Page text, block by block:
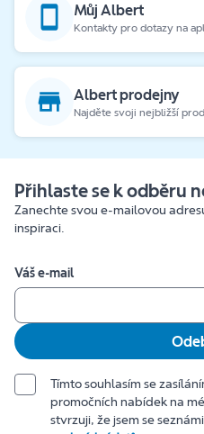
Můj Albert
Kontakty pro dotazy na
Albert prodejny
Najděte svoji nejbližší
Přihlaste se k odběru
Zanechte svou e-mailovou
inspiraci.
Váš e-mail
Tímto souhlasím se
promočních nabídek na
stvrzuji, že jsem se